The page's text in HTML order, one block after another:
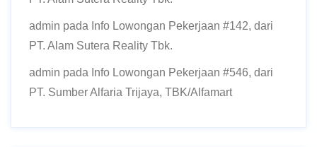
admin pada Info Lowongan Pekerjaan #142, dari
PT. Alam Sutera Reality Tbk.
admin pada Info Lowongan Pekerjaan #546, dari
PT. Sumber Alfaria Trijaya, TBK/Alfamart